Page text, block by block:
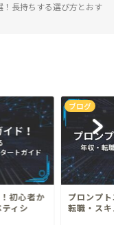
長持ちする選び方とおす
初心者か
ィシ
ブログ
プロンプトエ
転職・スキル